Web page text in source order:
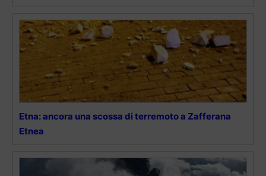
Etna: ancora una scossa di terremoto a Zafferana
Etnea